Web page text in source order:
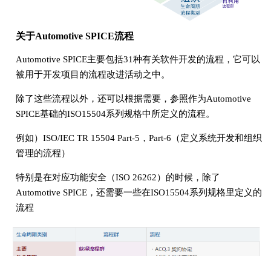
关于Automotive SPICE流程
Automotive SPICE主要包括31种有关软件开发的流程，它可以
被用于开发项目的流程改进活动之中。
除了这些流程以外，还可以根据需要，参照作为Automotive
SPICE基础的ISO15504系列规格中所定义的流程。
例如）ISO/IEC TR 15504 Part-5，Part-6（定义系统开发和组织
管理的流程）
特别是在对应功能安全（ISO 26262）的时候，除了
Automotive SPICE，还需要一些在ISO15504系列规格里定义的
流程